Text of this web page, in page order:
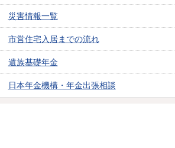
災害情報一覧
市営住宅入居までの流れ
遺族基礎年金
日本年金機構・年金出張相談